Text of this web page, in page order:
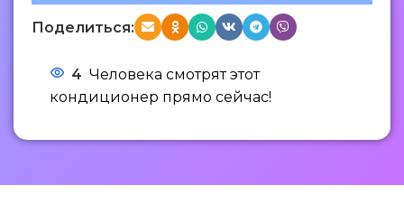
Поделиться:
4 Человека смотрят этот
кондиционер прямо сейчас!